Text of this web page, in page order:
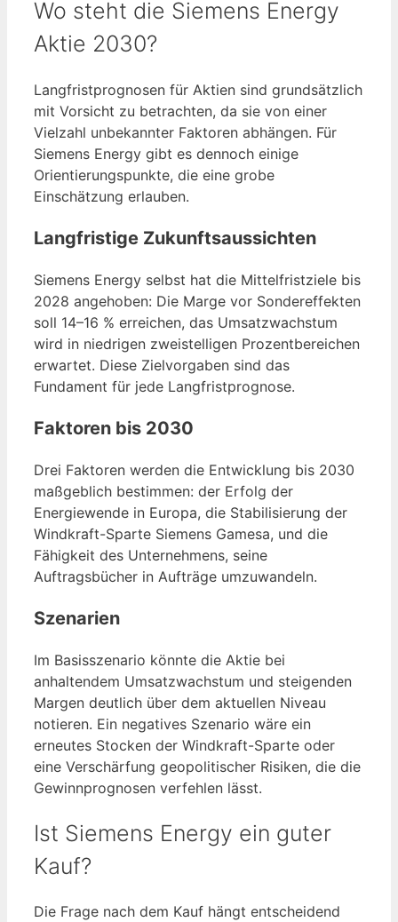
Wo steht die Siemens Energy
Aktie 2030?
Langfristprognosen für Aktien sind grundsätzlich
mit Vorsicht zu betrachten, da sie von einer
Vielzahl unbekannter Faktoren abhängen. Für
Siemens Energy gibt es dennoch einige
Orientierungspunkte, die eine grobe
Einschätzung erlauben.
Langfristige Zukunftsaussichten
Siemens Energy selbst hat die Mittelfristziele bis
2028 angehoben: Die Marge vor Sondereffekten
soll 14–16 % erreichen, das Umsatzwachstum
wird in niedrigen zweistelligen Prozentbereichen
erwartet. Diese Zielvorgaben sind das
Fundament für jede Langfristprognose.
Faktoren bis 2030
Drei Faktoren werden die Entwicklung bis 2030
maßgeblich bestimmen: der Erfolg der
Energiewende in Europa, die Stabilisierung der
Windkraft-Sparte Siemens Gamesa, und die
Fähigkeit des Unternehmens, seine
Auftragsbücher in Aufträge umzuwandeln.
Szenarien
Im Basisszenario könnte die Aktie bei
anhaltendem Umsatzwachstum und steigenden
Margen deutlich über dem aktuellen Niveau
notieren. Ein negatives Szenario wäre ein
erneutes Stocken der Windkraft-Sparte oder
eine Verschärfung geopolitischer Risiken, die die
Gewinnprognosen verfehlen lässt.
Ist Siemens Energy ein guter
Kauf?
Die Frage nach dem Kauf hängt entscheidend